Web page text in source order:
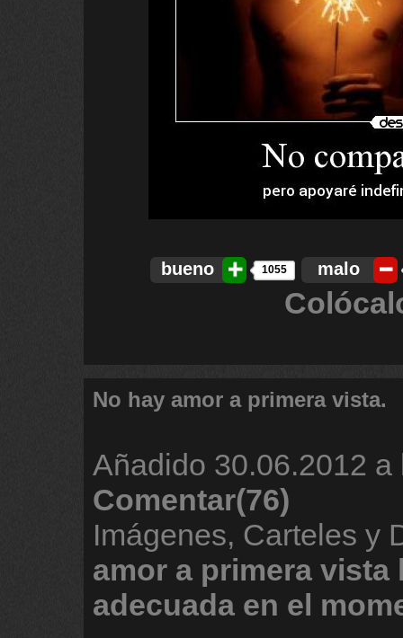
bueno 1055 malo
No hay amor a primera vista.
Añadido 30.06.2012 a
Comentar(76)
Imágenes, Carteles y
amor a primera vista
adecuada en el